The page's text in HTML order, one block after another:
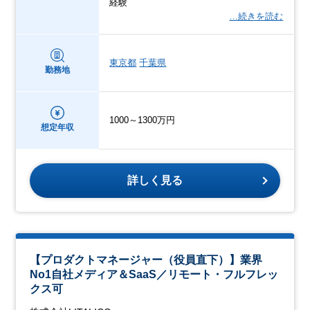
経験
…続きを読む
勤務地
東京都 千葉県
想定年収
1000～1300万円
詳しく見る
【プロダクトマネージャー（役員直下）】業界
No1自社メディア＆SaaS／リモート・フルフレッ
クス可